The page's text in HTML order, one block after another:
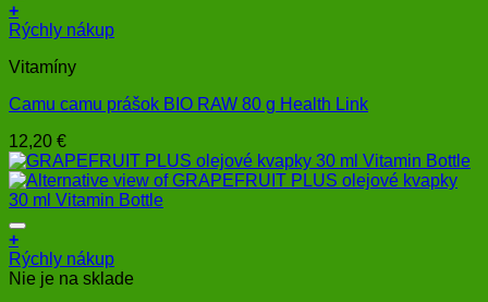
+
Rýchly nákup
Vitamíny
Camu camu prášok BIO RAW 80 g Health Link
12,20 €
+
Rýchly nákup
Nie je na sklade